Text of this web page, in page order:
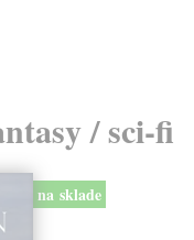
/ sci-fi
na sklade